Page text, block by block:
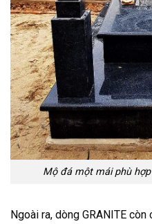
Mộ đá một mái phù
Ngoài ra, dòng GRANITE